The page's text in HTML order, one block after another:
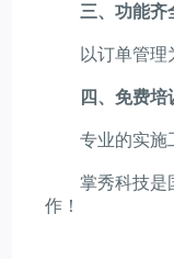
三、功能齐
以订单管理为
四、免费培
专业的实施工
掌秀科技是国
作！